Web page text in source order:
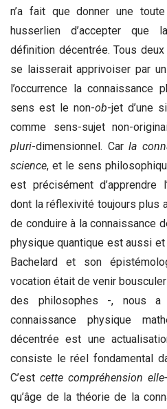
n’a fait que donner une
husserlien d’accepter que
définition décentrée. Tous
se laisserait apprivoiser par
l’occurrence la connaissance
sens est le non-ob-jet d’une
comme sens-sujet non-
pluri-dimensionnel. Carla
science, et le sens
est précisément d’apprendre
dont la réflexivité toujours plus
de conduire à la connaissance
physique quantique est aussi
Bachelard et son
vocation était de venir
des philosophes -, nous
connaissance physique
décentrée est une
consiste le réel fondamental
C’est cette compréhension
qu’âge de la théorie de la